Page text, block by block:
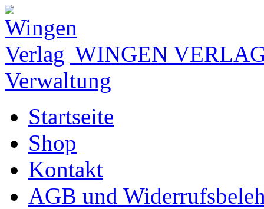
WINGEN
Verwaltung
Startseite
Shop
Kontakt
AGB und